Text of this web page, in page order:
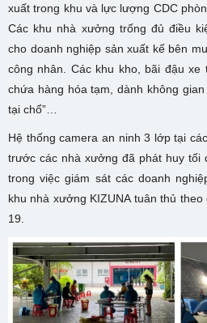
xuất trong khu và lực lượng CDC
Các khu nhà xưởng trống đủ điều
cho doanh nghiệp sản xuất kế bên
công nhân. Các khu kho, bãi đậu
chứa hàng hóa tạm, dành không
tại chổ”…
Hệ thống camera an ninh 3 lớp tại
trước các nhà xưởng đã phát huy tối
trong việc giám sát các doanh
khu nhà xưởng KIZUNA tuân thủ
19.